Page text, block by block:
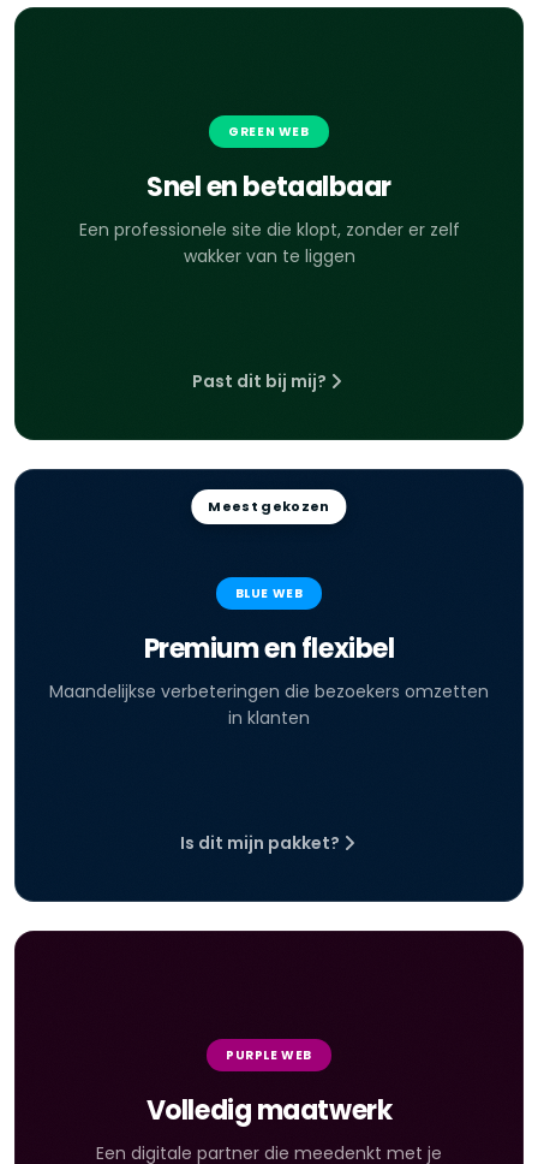
GREEN WEB
Snel en betaalbaar
Een professionele site die klopt, zonder er zelf
wakker van te liggen
Past dit bij mij?
Meest gekozen
BLUE WEB
Premium en flexibel
Maandelijkse verbeteringen die bezoekers omzetten
in klanten
Is dit mijn pakket?
PURPLE WEB
Volledig maatwerk
Een digitale partner die meedenkt met je